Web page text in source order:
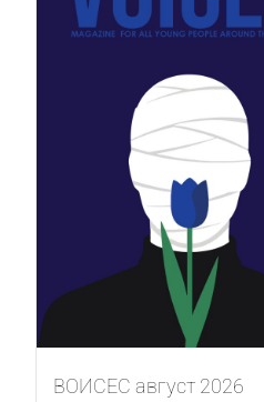
ВОИСЕС август 2026